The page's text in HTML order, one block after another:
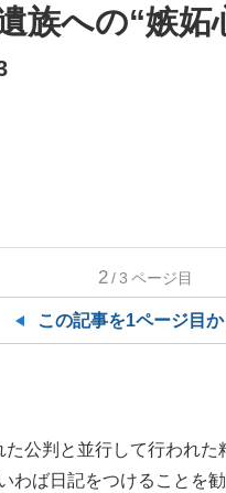
サッカー日本代表・森保一監
族への“嫉妬
2/3 ページ目
この記事を1ページ目
公判と並行して行われた
わば日記をつけることを勧